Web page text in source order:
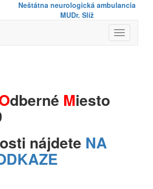
Neštátna neurologická ambulancia
MUDr. Slíž
Toggle
navigation
dberné Miesto
nájdete NA